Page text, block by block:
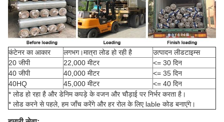
कंटेनर का आकार लगभग।मात्रा लोड हो रही है
उत्पादन लीडटाइम्स
20 जीपी
22,000 मीटर
<= 30 दिन
40 जीपी
40,000 मीटर
<= 35 दिन
40HQ
45,000 मीटर
<= 40 दिन
* लोड हो रहा है और डेनिम कपड़े के वजन और चौड़ाई पर निर्भर करता है।
* लोड करने से पहले, हम जाँच करेंगे और हर रोल के लिए lable कोड बनाएंगे।